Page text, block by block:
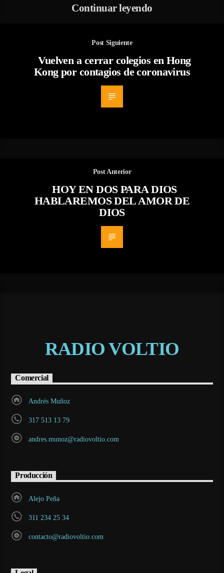
Continuar leyendo
Post Siguiente
Vuelven a cerrar colegios en Hong
Kong por contagios de coronavirus
Post Anterior
HOY EN DOS PARA DIOS
HABLAREMOS DEL AMOR DE
DIOS
RADIO VOLTIO
Comercial
Andrés Muñoz
317 513 13 79
andres.munoz@radiovoltio.com
Producción
Alejo Peña
311 234 25 34
contacto@radiovoltio.com